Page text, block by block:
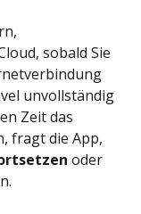
sobald Sie
unvollständig
Zeit das
fragt die App,
oder